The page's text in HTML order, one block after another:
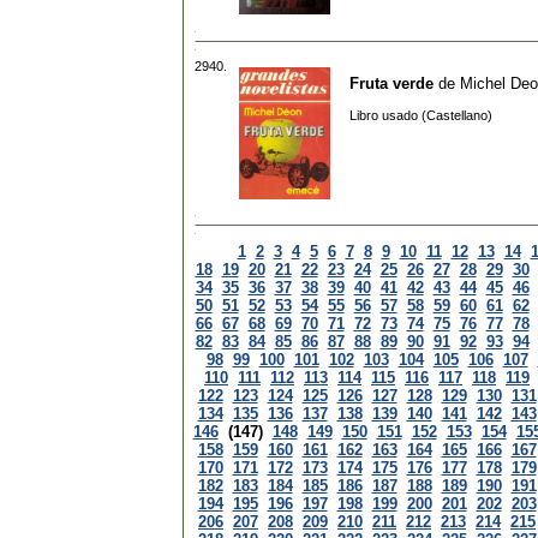
2940.
Fruta verde de Michel
Libro usado (Castellano)
1 2 3 4 5 6 7 8 9 10 11 12 13 14
18 19 20 21 22 23 24 25 26 27 28 29 30
34 35 36 37 38 39 40 41 42 43 44 45 46
50 51 52 53 54 55 56 57 58 59 60 61 62
66 67 68 69 70 71 72 73 74 75 76 77 78
82 83 84 85 86 87 88 89 90 91 92 93 94
98 99 100 101 102 103 104 105 106 107
110 111 112 113 114 115 116 117 118 119
122 123 124 125 126 127 128 129 130 131
134 135 136 137 138 139 140 141 142 143
146 (147) 148 149 150 151 152 153 154
158 159 160 161 162 163 164 165 166 167
170 171 172 173 174 175 176 177 178 179
182 183 184 185 186 187 188 189 190 191
194 195 196 197 198 199 200 201 202 203
206 207 208 209 210 211 212 213 214 215